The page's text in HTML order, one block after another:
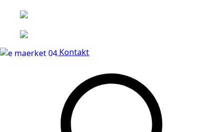
Leveringstid på 3-5 hverdage
Kontakt